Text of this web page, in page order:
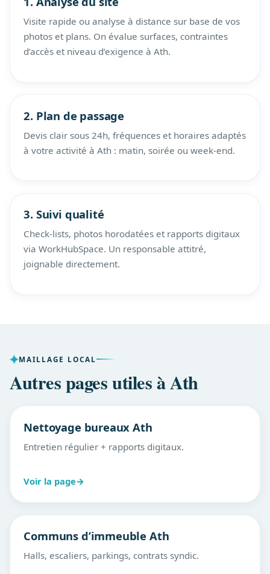
Visite rapide ou analyse à distance sur base de vos
photos et plans. On évalue surfaces, contraintes
d’accès et niveau d’exigence à Ath.
2. Plan de passage
Devis clair sous 24h, fréquences et horaires adaptés
à votre activité à Ath : matin, soirée ou week-end.
3. Suivi qualité
Check-lists, photos horodatées et rapports digitaux
via WorkHubSpace. Un responsable attitré,
joignable directement.
MAILLAGE LOCAL
Autres pages utiles à Ath
Nettoyage bureaux Ath
Entretien régulier + rapports digitaux.
Voir la page→
Communs d’immeuble Ath
Halls, escaliers, parkings, contrats syndic.